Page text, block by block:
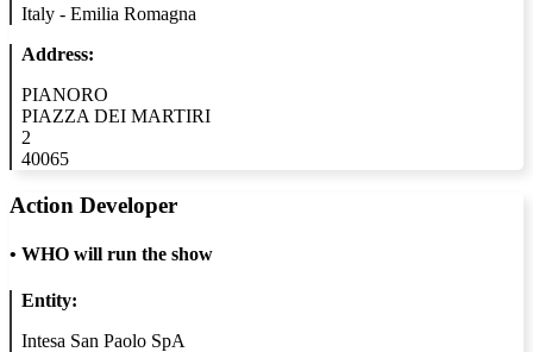
Italy - Emilia Romagna
Address:
PIANORO
PIAZZA DEI MARTIRI
2
40065
Action Developer
• WHO will run the show
Entity:
Intesa San Paolo SpA